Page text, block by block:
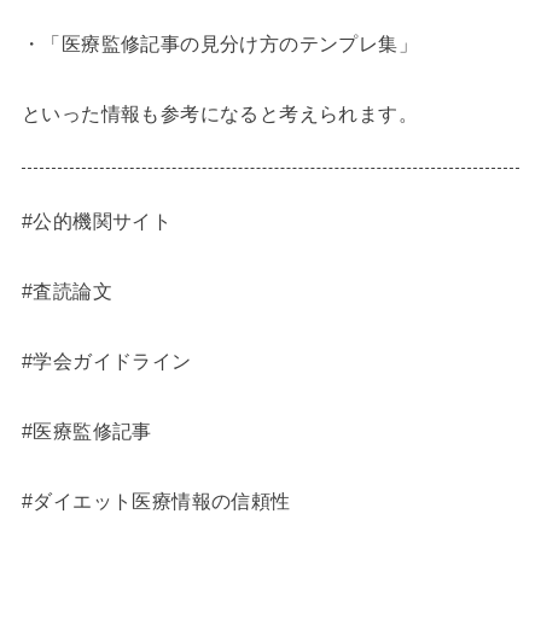
・「医療監修記事の見分け方のテンプレ集」
といった情報も参考になると考えられます。
#公的機関サイト
#査読論文
#学会ガイドライン
#医療監修記事
#ダイエット医療情報の信頼性